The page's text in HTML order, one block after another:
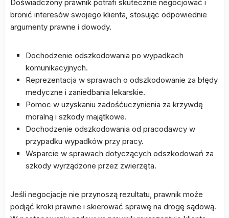
Doświadczony prawnik potrafi skutecznie negocjować i
bronić interesów swojego klienta, stosując odpowiednie
argumenty prawne i dowody.
Dochodzenie odszkodowania po wypadkach
komunikacyjnych.
Reprezentacja w sprawach o odszkodowanie za błędy
medyczne i zaniedbania lekarskie.
Pomoc w uzyskaniu zadośćuczynienia za krzywdę
moralną i szkody majątkowe.
Dochodzenie odszkodowania od pracodawcy w
przypadku wypadków przy pracy.
Wsparcie w sprawach dotyczących odszkodowań za
szkody wyrządzone przez zwierzęta.
Jeśli negocjacje nie przynoszą rezultatu, prawnik może
podjąć kroki prawne i skierować sprawę na drogę sądową.